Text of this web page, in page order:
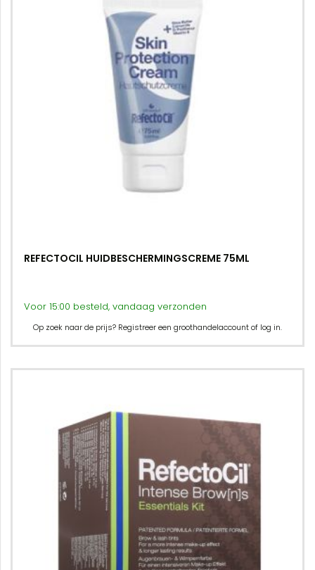
REFECTOCIL HUIDBESCHERMINGSCREME 75ML
Voor 15:00 besteld, vandaag verzonden
Op zoek naar de prijs? Registreer een groothandelaccount of log in.